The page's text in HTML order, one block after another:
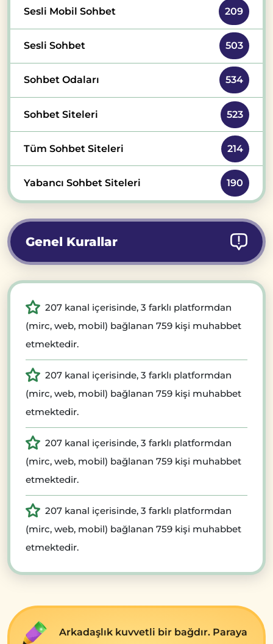
Sesli Mobil Sohbet 209
Sesli Sohbet 503
Sohbet Odaları 534
Sohbet Siteleri 523
Tüm Sohbet Siteleri 214
Yabancı Sohbet Siteleri 190
Genel Kurallar
207 kanal içerisinde, 3 farklı platformdan
(mirc, web, mobil) bağlanan 759 kişi muhabbet
etmektedir.
207 kanal içerisinde, 3 farklı platformdan
(mirc, web, mobil) bağlanan 759 kişi muhabbet
etmektedir.
207 kanal içerisinde, 3 farklı platformdan
(mirc, web, mobil) bağlanan 759 kişi muhabbet
etmektedir.
207 kanal içerisinde, 3 farklı platformdan
(mirc, web, mobil) bağlanan 759 kişi muhabbet
etmektedir.
Arkadaşlık kuvvеtli bir bağdır. Paraya